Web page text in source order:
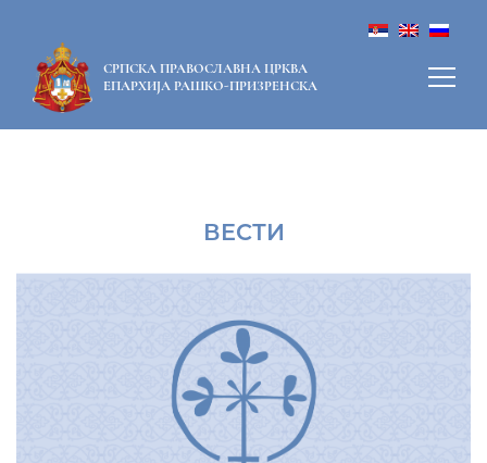
СРПСКА ПРАВОСЛАВНА ЦРКВА
ЕПАРХИЈА РАШКО-ПРИЗРЕНСКА
ВЕСТИ